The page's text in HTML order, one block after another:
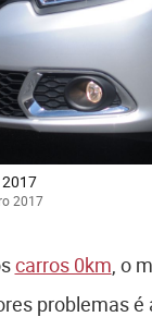
2017
carros 0km, o
problemas